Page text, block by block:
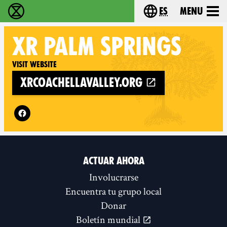
extinction rebellion - Home Choose your
es Menu
XR PALM SPRINGS
Visit website
xrcoachellavalley.org
Follow XR Palm Springs on
ACTUAR AHORA
Involucrarse
Encuentra tu grupo local
Donar
Boletín mundial